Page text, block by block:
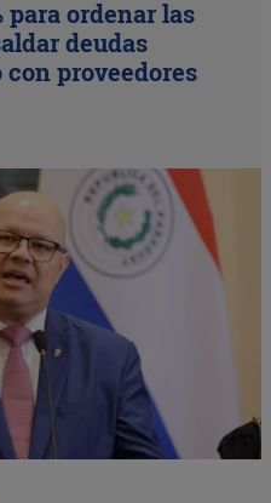
para ordenar las
deudas
con proveedores